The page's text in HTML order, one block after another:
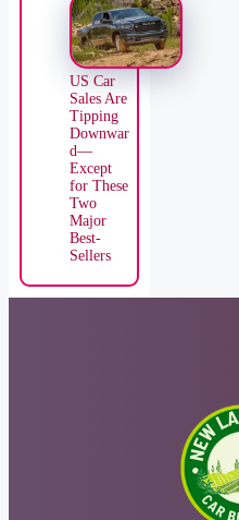
US Car
Sales Are
Tipping
Downwar
d—
Except
for These
Two
Major
Best-
Sellers